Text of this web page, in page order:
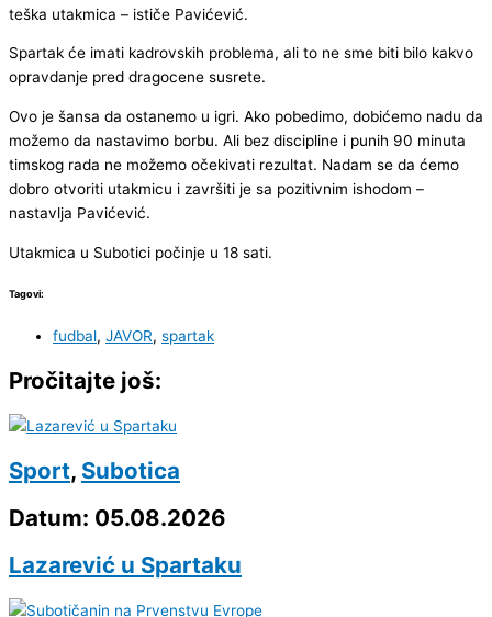
teška utakmica – ističe Pavićević.
Spartak će imati kadrovskih problema, ali to ne sme biti bilo kakvo
opravdanje pred dragocene susrete.
Ovo je šansa da ostanemo u igri. Ako pobedimo, dobićemo nadu da
možemo da nastavimo borbu. Ali bez discipline i punih 90 minuta
timskog rada ne možemo očekivati rezultat. Nadam se da ćemo
dobro otvoriti utakmicu i završiti je sa pozitivnim ishodom –
nastavlja Pavićević.
Utakmica u Subotici počinje u 18 sati.
Tagovi:
fudbal, JAVOR, spartak
Pročitajte još:
Sport, Subotica
Datum: 05.08.2026
Lazarević u Spartaku